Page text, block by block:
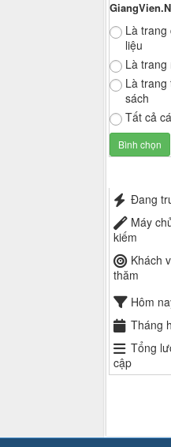
Là trang
liệu
Là trang
Là trang
sách
Tất cả
Đang
Máy
kiếm
Khách
thăm
Hôm
Tháng
Tổng
cập